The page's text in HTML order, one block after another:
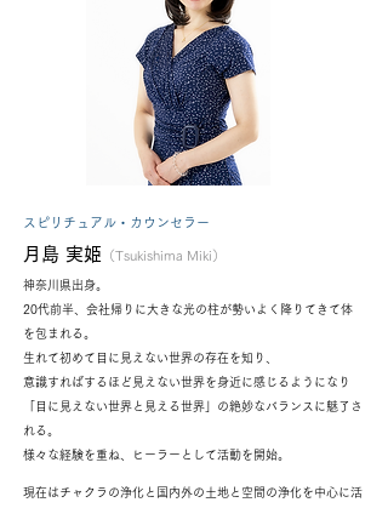
スピリチュアル・カウンセラー
月島 実姫 （Tsukishima Miki）
神奈川県出身。
20代前半、会社帰りに大きな光の柱が勢いよく降りてきて体
を包まれる。
生れて初めて目に見えない世界の存在を知り、
意識すればするほど見えない世界を身近に感じるようになり
「目に見えない世界と見える世界」の絶妙なバランスに魅了さ
れる。
様々な経験を重ね、ヒーラーとして活動を開始。
現在はチャクラの浄化と国内外の土地と空間の浄化を中心に活